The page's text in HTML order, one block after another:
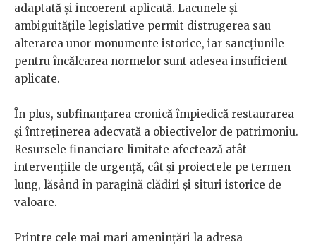
adaptată și incoerent aplicată. Lacunele și
ambiguitățile legislative permit distrugerea sau
alterarea unor monumente istorice, iar sancțiunile
pentru încălcarea normelor sunt adesea insuficient
aplicate.
În plus, subfinanțarea cronică împiedică restaurarea
și întreținerea adecvată a obiectivelor de patrimoniu.
Resursele financiare limitate afectează atât
intervențiile de urgență, cât și proiectele pe termen
lung, lăsând în paragină clădiri și situri istorice de
valoare.
Printre cele mai mari amenințări la adresa